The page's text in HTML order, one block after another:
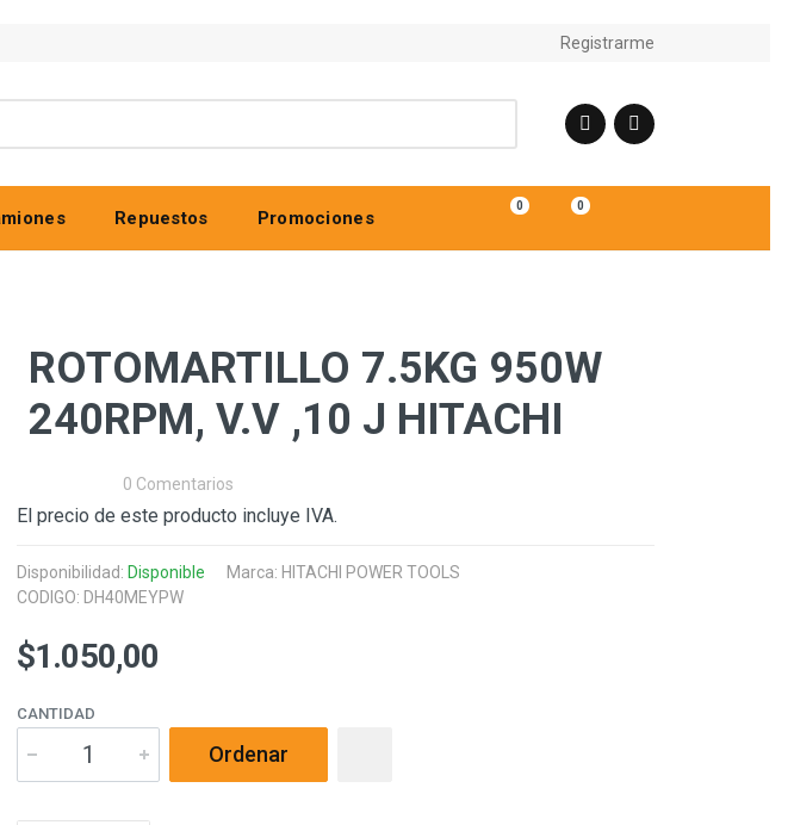
Registrarme
Repuestos Promociones
0 0
ROTOMARTILLO 7.5KG 950W
240RPM, V.V ,10 J HITACHI
0 Comentarios
El precio de este producto incluye IVA.
Disponibilidad: Disponible
Marca: HITACHI POWER TOOLS
CODIGO: DH40MEYPW
$1.050,00
CANTIDAD
Ordenar